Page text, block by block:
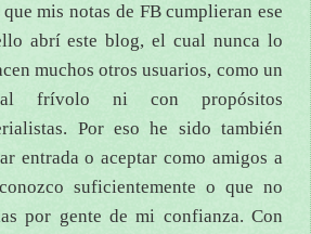
mis notas de FB cumplieran ese
abrí este blog, el cual nunca lo
muchos otros usuarios, como un
frívolo ni con propósitos
Por eso he sido también
entrada o aceptar como amigos a
suficientemente o que no
por gente de mi confianza. Con